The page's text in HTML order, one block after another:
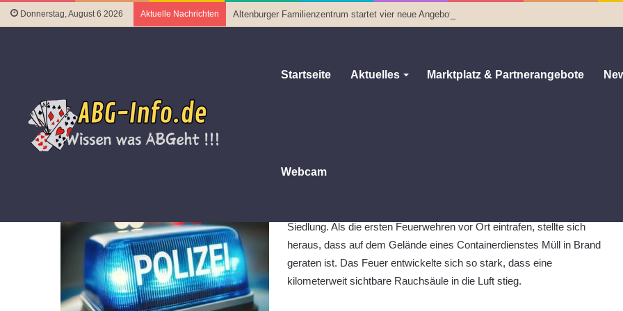
Donnerstag, August 6 2026 Aktuelle Nachrichten Altenburger Familienzentrum startet vier neue Angebote
Startseite Aktuelles Marktplatz & Partnerangebote
Webcam
Polizeiberichte Großbrand in Schmölln erzeugt starke Rauchsäule
Großbrand in Schmölln erzeugt starke Rauchsäule
Siedlung. Als die ersten Feuerwehren vor Ort eintrafen, stellte sich
heraus, dass auf dem Gelände eines Containerdienstes Müll in Brand
geraten ist. Das Feuer entwickelte sich so stark, dass eine
kilometerweit sichtbare Rauchsäule in die Luft stieg.